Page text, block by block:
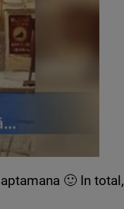
🙂 In total,